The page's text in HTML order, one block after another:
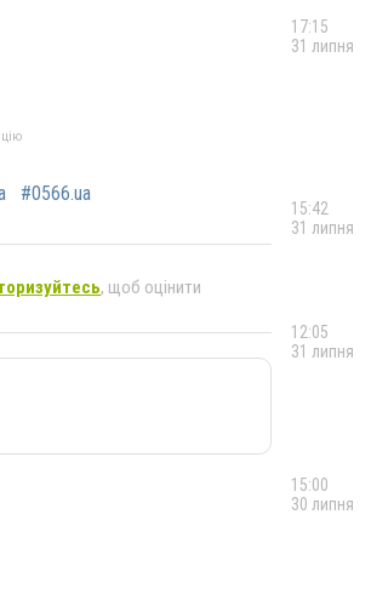
#0566.ua
, щоб оцінити
17:15
31 липня
15:42
31 липня
12:05
31 липня
15:00
30 липня